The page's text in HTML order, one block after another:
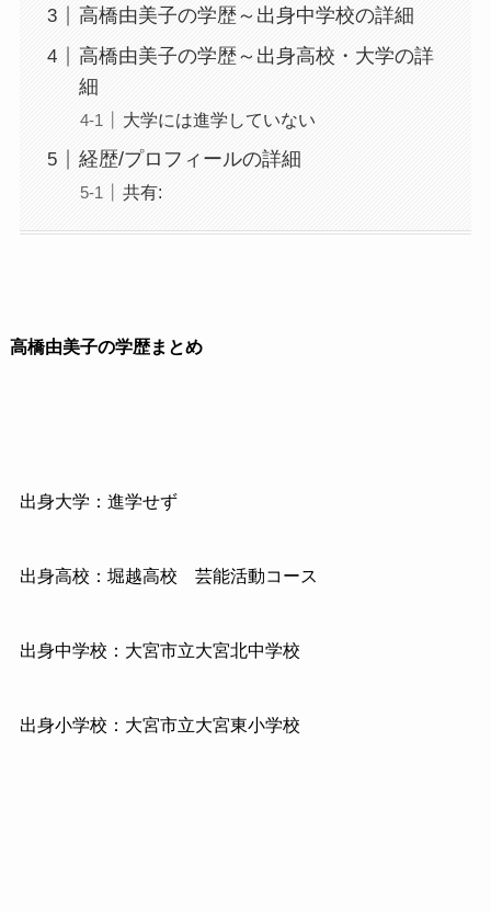
高橋由美子の学歴～出身中学校の詳細
高橋由美子の学歴～出身高校・大学の詳
細
大学には進学していない
経歴/プロフィールの詳細
共有:
高橋由美子の学歴まとめ
出身大学：進学せず
出身高校：堀越高校 芸能活動コース
出身中学校：大宮市立大宮北中学校
出身小学校：大宮市立大宮東小学校